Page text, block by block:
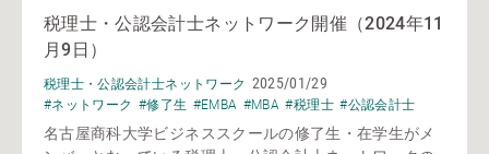
税理士・公認会計士ネットワーク開催（2024年11
月9日）
税理士・公認会計士ネットワーク 2025/01/29
#ネットワーク #修了生 #EMBA #MBA #税理士 #公認会計士
名古屋商科大学ビジネススクールの修了生・在学生がメ